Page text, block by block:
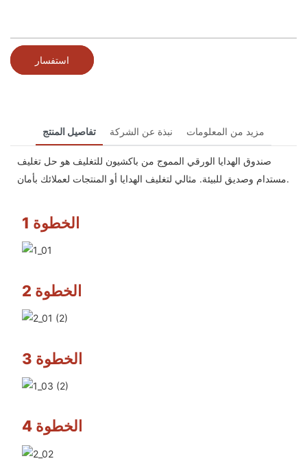
استفسار
تفاصيل المنتج نبذة عن الشركة مزيد من المعلومات
صندوق الهدايا الورقي المموج من باكشيون للتغليف هو حل تغليف
مستدام وصديق للبيئة. مثالي لتغليف الهدايا أو المنتجات لعملائك بأمان.
الخطوة 1
الخطوة 2
الخطوة 3
الخطوة 4